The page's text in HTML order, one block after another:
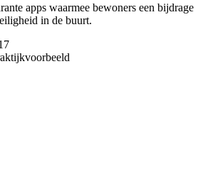
apps waarmee bewoners een bijdrage
in de buurt.